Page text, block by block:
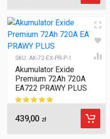
SKU: AK-72-EX-PR-P-1
Akumulator Exide
Premium 72Ah 720A
EA722 PRAWY PLUS
ocen klientów
439,00 zł